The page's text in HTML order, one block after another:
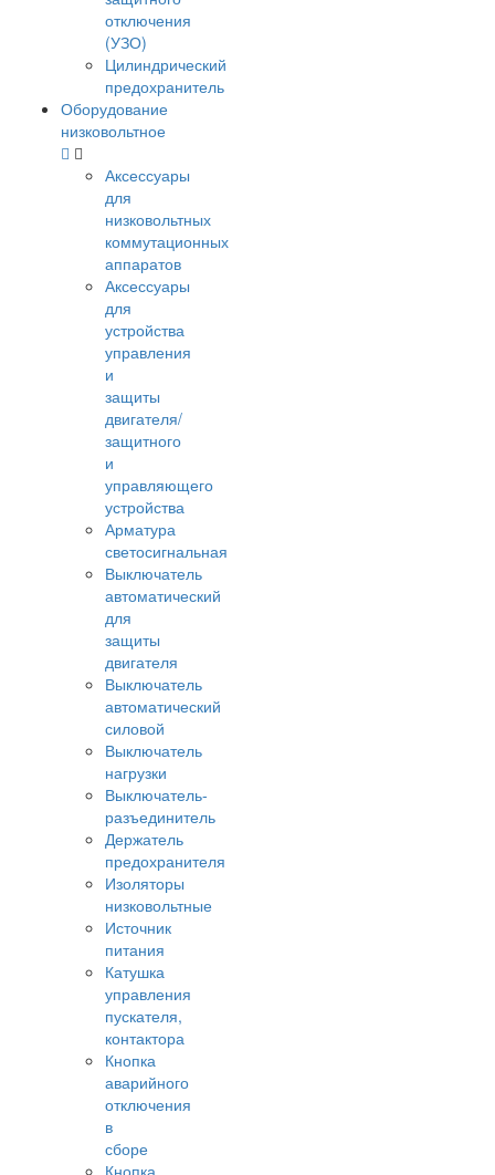
отключения
(УЗО)
Цилиндрический
предохранитель
Оборудование
низковольтное
Аксессуары
для
низковольтных
коммутационных
аппаратов
Аксессуары
для
устройства
управления
и
защиты
двигателя/
защитного
и
управляющего
устройства
Арматура
светосигнальная
Выключатель
автоматический
для
защиты
двигателя
Выключатель
автоматический
силовой
Выключатель
нагрузки
Выключатель-
разъединитель
Держатель
предохранителя
Изоляторы
низковольтные
Источник
питания
Катушка
управления
пускателя,
контактора
Кнопка
аварийного
отключения
в
сборе